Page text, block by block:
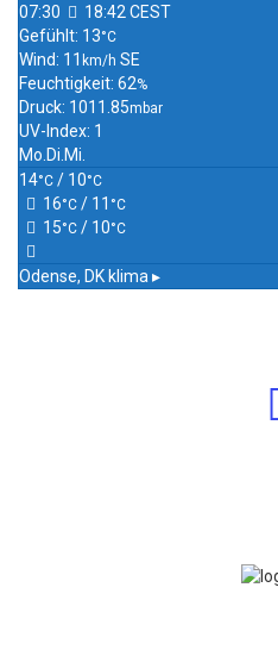
07:30
18:42 CEST
Gefühlt: 13°C
Wind: 11 km/h SE
Feuchtigkeit: 62%
Druck: 1011.85mbar
UV-Index: 1
Mo. Di. Mi.
14°C / 10°C
16°C/ 11 °C
15°C/ 10°C
Odense, DK klima ▸